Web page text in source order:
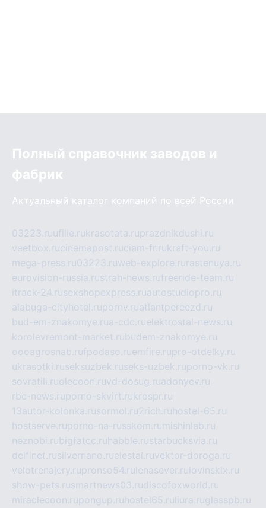
Полный справочник заводов и
фабрик
Актуальный каталог компаний по всей России
03223.ruufille.rukrasotata.ruprazdnikdushi.ru
veetbox.rucinemapost.ruciam-fr.rukraft-you.ru
mega-press.ru03223.ruweb-explore.ru rastenuya.ru
eurovision-russia.rustrah-news.rufreeride-team.ru
itrack-24.rusexshopexpress.ruautostudiopro.ru
alabuga-cityhotel.rupornv.ruatlantpereezd.ru
bud-em-znakomye.rua-cdc.ruelektrostal-news.ru
korolevremont-market.rubudem-znakomye.ru
oooagrosnab.rufpodaso.ruemfire.rupro-otdelky.ru
ukrasotki.ruseksuzbek.ruseks-uzbek.ruporno-vk.ru
sovratili.ruolecoon.ruvd-dosug.ruadonyev.ru
rbc-news.ruporno-skvirt.rukrospr.ru
13autor-kolonka.rusormol.ru2rich.ru hostel-65.ru
hostserve.ruporno-na-russkom.ru mishinlab.ru
neznobi.rubigfatcc.ru habble.rustarbucksvia.ru
delfinet.rusilvernano.ruelestal.ruvektor-doroga.ru
velotrenajery.rupronso54.ru lenasever.ru lovinskix.ru
show-pets.rusmartnews03.rudiscofoxworld.ru
miraclecoon.rupongup.ru hostel65.ru liura.ruglasspb.ru